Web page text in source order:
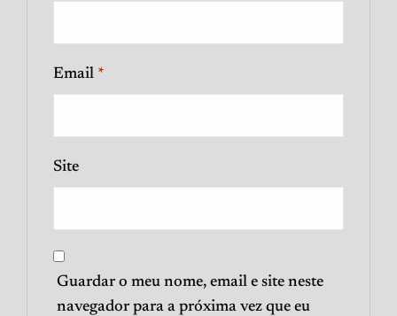
Email *
Site
Guardar o meu nome, email e site neste
navegador para a próxima vez que eu